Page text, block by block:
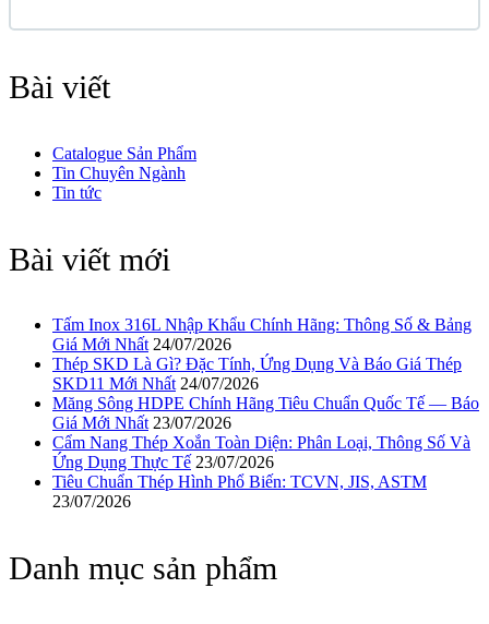
Bài viết
Catalogue Sản Phẩm
Tin Chuyên Ngành
Tin tức
Bài viết mới
Tấm Inox 316L Nhập Khẩu Chính Hãng: Thông Số & Bảng
Giá Mới Nhất 24/07/2026
Thép SKD Là Gì? Đặc Tính, Ứng Dụng Và Báo Giá Thép
SKD11 Mới Nhất 24/07/2026
Măng Sông HDPE Chính Hãng Tiêu Chuẩn Quốc Tế — Báo
Giá Mới Nhất 23/07/2026
Cẩm Nang Thép Xoắn Toàn Diện: Phân Loại, Thông Số Và
Ứng Dụng Thực Tế 23/07/2026
Tiêu Chuẩn Thép Hình Phổ Biến: TCVN, JIS, ASTM
23/07/2026
Danh mục sản phẩm